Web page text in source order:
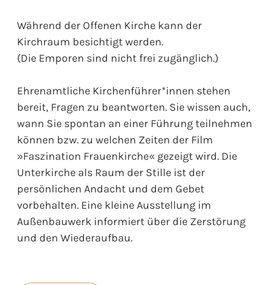
Während der Offenen Kirche kann der
Kirchraum besichtigt werden.
(Die Emporen sind nicht frei zugänglich.)
Ehrenamtliche Kirchenführer*innen stehen
bereit, Fragen zu beantworten. Sie wissen auch,
wann Sie spontan an einer Führung teilnehmen
können bzw. zu welchen Zeiten der Film
»Faszination Frauenkirche« gezeigt wird. Die
Unterkirche als Raum der Stille ist der
persönlichen Andacht und dem Gebet
vorbehalten. Eine kleine Ausstellung im
Außenbauwerk informiert über die Zerstörung
und den Wiederaufbau.